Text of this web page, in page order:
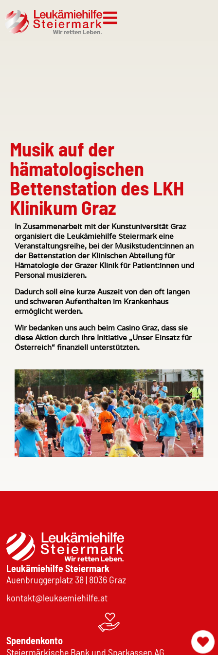
Musik auf der
hämatologischen
Bettenstation des LKH
Klinikum Graz
In Zusammenarbeit mit der Kunstuniversität Graz
organisiert die Leukämiehilfe Steiermark eine
Veranstaltungsreihe, bei der Musikstudent:innen an
der Bettenstation der Klinischen Abteilung für
Hämatologie der Grazer Klinik für Patient:innen und
Personal musizieren.
Dadurch soll eine kurze Auszeit von den oft langen
und schweren Aufenthalten im Krankenhaus
ermöglicht werden.
Wir bedanken uns auch beim Casino Graz, dass sie
diese Aktion durch ihre Initiative „Unser Einsatz für
Österreich“ finanziell unterstützten.
Leukämiehilfe Steiermark
Auenbruggerplatz 38 | 8036 Graz
kontakt@leukaemiehilfe.at
Spendenkonto
Steiermärkische Bank und Sparkassen AG